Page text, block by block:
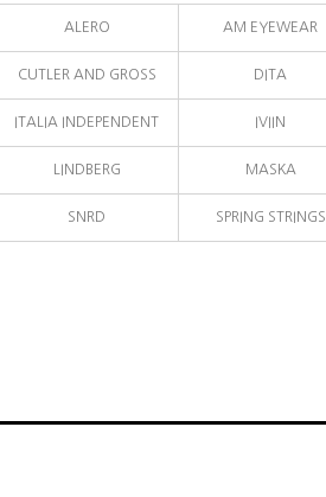
ALERO AM EYEWEAR
CUTLER AND GROSS DITA
ITALIA INDEPENDENT IVIIN
LINDBERG MASKA
SNRD SPRING STRINGS